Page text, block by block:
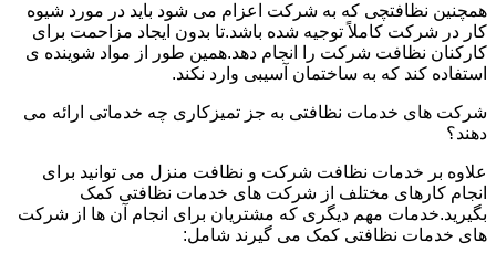
همچنین نظافتچی که به شرکت اعزام می شود باید در مورد شیوه
کار در شرکت کاملاً توجیه شده باشد.تا بدون ایجاد مزاحمت برای
کارکنان نظافت شرکت را انجام دهد.همین طور از مواد شوینده ی
استفاده کند که به ساختمان آسیبی وارد نکند.
شرکت های خدمات نظافتی به جز تمیزکاری چه خدماتی ارائه می
دهند؟
علاوه بر خدمات نظافت شرکت و نظافت منزل می توانید برای
انجام کارهای مختلف از شرکت های خدمات نظافتی کمک
بگیرید.خدمات مهم دیگری که مشتریان برای انجام آن ها از شرکت
های خدمات نظافتی کمک می گیرند شامل: